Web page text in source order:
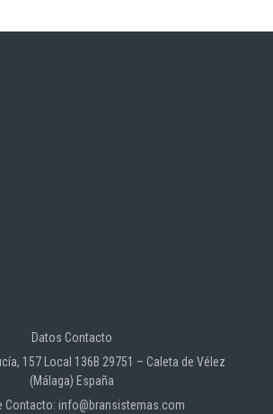
Datos Contacto
157 Local 136B 29751 – Caleta de Vélez
(Málaga) España
Contacto: info@bransistemas.com